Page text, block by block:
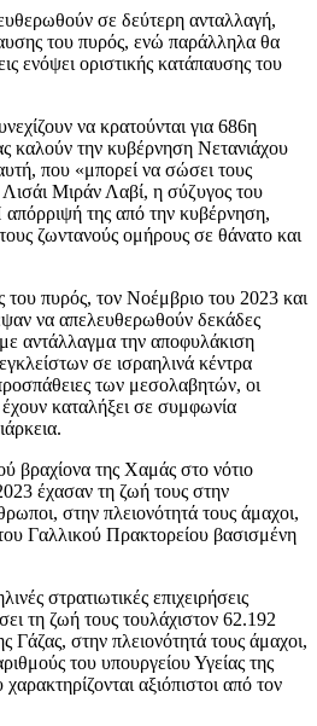
σε δεύτερη ανταλλαγή,
του πυρός, ενώ παράλληλα θα
ενόψει οριστικής κατάπαυσης του
να κρατούνται για 686η
καλούν την κυβέρνηση Νετανιάχου
που «μπορεί να σώσει τους
Μιράν Λαβί, η σύζυγος του
της από την κυβέρνηση,
ζωντανούς ομήρους σε θάνατο και
πυρός, τον Νοέμβριο του 2023 και
να απελευθερωθούν δεκάδες
αντάλλαγμα την αποφυλάκιση
σε ισραηλινά κέντρα
των μεσολαβητών, οι
καταλήξει σε συμφωνία
βραχίονα της Χαμάς στο νότιο
έχασαν τη ζωή τους στην
στην πλειονότητά τους άμαχοι,
Γαλλικού Πρακτορείου βασισμένη
στρατιωτικές επιχειρήσεις
τη ζωή τους τουλάχιστον 62.192
Γάζας, στην πλειονότητά τους άμαχοι,
του υπουργείου Υγείας της
αξιόπιστοι από τον